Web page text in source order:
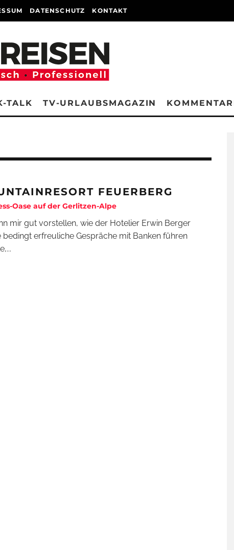
DATENSCHUTZ KONTAKT
TALK TV-URLAUBSMAGAZIN
FEUERBERG
Oase auf der Gerlitzen-Alpe
mir gut vorstellen, wie der Hotelier Erwin Berger
bedingt erfreuliche Gespräche mit Banken führen
...